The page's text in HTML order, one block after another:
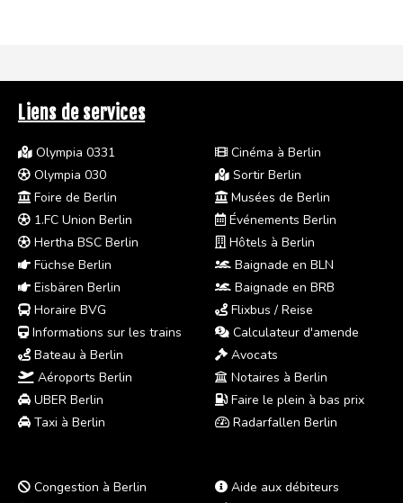
Liens de services
Olympia 0331
Olympia 030
Foire de Berlin
1.FC Union Berlin
Hertha BSC Berlin
Füchse Berlin
Eisbären Berlin
Horaire BVG
Informations sur les trains
Bateau à Berlin
Aéroports Berlin
UBER Berlin
Taxi à Berlin
Cinéma à Berlin
Sortir Berlin
Musées de Berlin
Événements Berlin
Hôtels à Berlin
Baignade en BLN
Baignade en BRB
Flixbus / Reise
Calculateur d'amende
Avocats
Notaires à Berlin
Faire le plein à bas prix
Radarfallen Berlin
Congestion à Berlin
Aide aux débiteurs